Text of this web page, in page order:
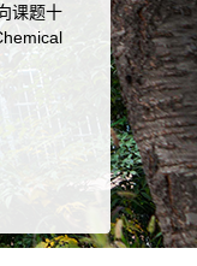
课题十